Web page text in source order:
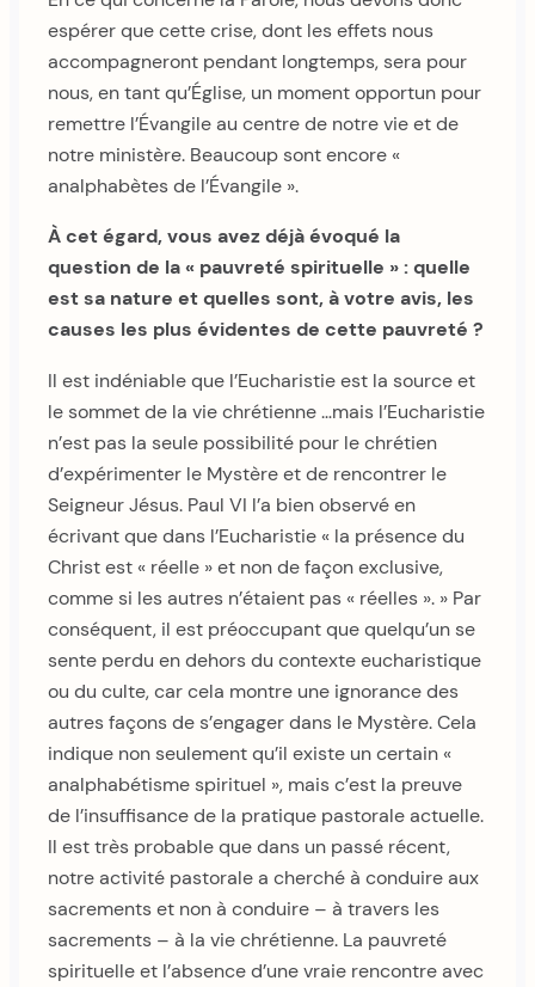
espérer que cette crise, dont les effets nous
accompagneront pendant longtemps, sera pour
nous, en tant qu’Église, un moment opportun pour
remettre l’Évangile au centre de notre vie et de
notre ministère. Beaucoup sont encore «
analphabètes de l’Évangile ».
À cet égard, vous avez déjà évoqué la
question de la « pauvreté spirituelle » : quelle
est sa nature et quelles sont, à votre avis, les
causes les plus évidentes de cette pauvreté ?
Il est indéniable que l’Eucharistie est la source et
le sommet de la vie chrétienne …mais l’Eucharistie
n’est pas la seule possibilité pour le chrétien
d’expérimenter le Mystère et de rencontrer le
Seigneur Jésus. Paul VI l’a bien observé en
écrivant que dans l’Eucharistie « la présence du
Christ est « réelle » et non de façon exclusive,
comme si les autres n’étaient pas « réelles ». » Par
conséquent, il est préoccupant que quelqu’un se
sente perdu en dehors du contexte eucharistique
ou du culte, car cela montre une ignorance des
autres façons de s’engager dans le Mystère. Cela
indique non seulement qu’il existe un certain «
analphabétisme spirituel », mais c’est la preuve
de l’insuffisance de la pratique pastorale actuelle.
Il est très probable que dans un passé récent,
notre activité pastorale a cherché à conduire aux
sacrements et non à conduire – à travers les
sacrements – à la vie chrétienne. La pauvreté
spirituelle et l’absence d’une vraie rencontre avec